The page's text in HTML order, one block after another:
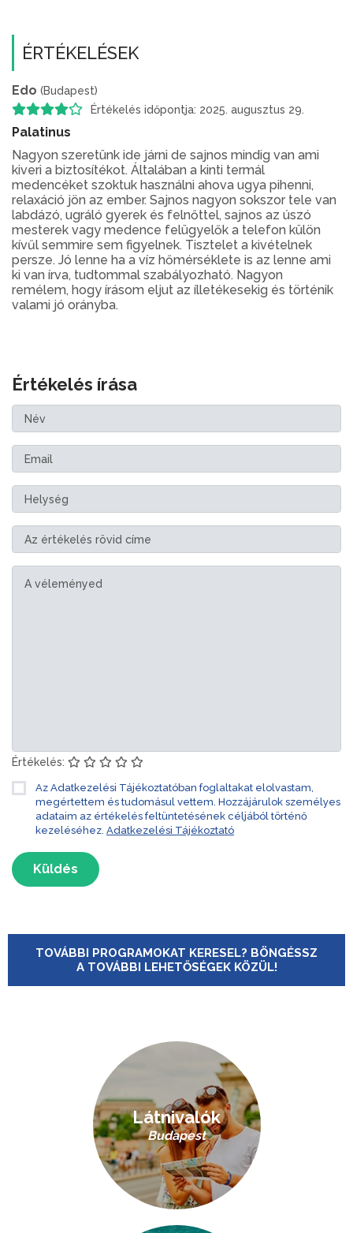
ÉRTÉKELÉSEK
Edo (Budapest)
Értékelés időpontja: 2025. augusztus 29.
Palatinus
Nagyon szeretünk ide járni de sajnos mindig van ami
kiveri a biztosítékot. Általában a kinti termál
medencéket szoktuk használni ahova ugya pihenni,
relaxáció jön az ember. Sajnos nagyon sokszor tele van
labdázó, ugráló gyerek és felnőttel, sajnos az úszó
mesterek vagy medence felügyelők a telefon külön
kívűl semmire sem figyelnek. Tisztelet a kivételnek
persze. Jó lenne ha a víz hőmérséklete is az lenne ami
ki van írva, tudtommal szabályozható. Nagyon
remélem, hogy írásom eljut az ílletékesekig és történik
valami jó orányba.
Értékelés írása
Értékelés:
Az Adatkezelési Tájékoztatóban foglaltakat elolvastam,
megértettem és tudomásul vettem. Hozzájárulok személyes
adataim az értékelés feltüntetésének céljából történő
kezeléséhez. Adatkezelési Tájékoztató
Küldés
TOVÁBBI PROGRAMOKAT KERESEL? BÖNGÉSSZ
A TOVÁBBI LEHETŐSÉGEK KÖZÜL!
Látnivalók
Budapest